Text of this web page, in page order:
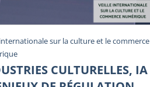
sur la culture et le commerce
CULTURELLES, IA